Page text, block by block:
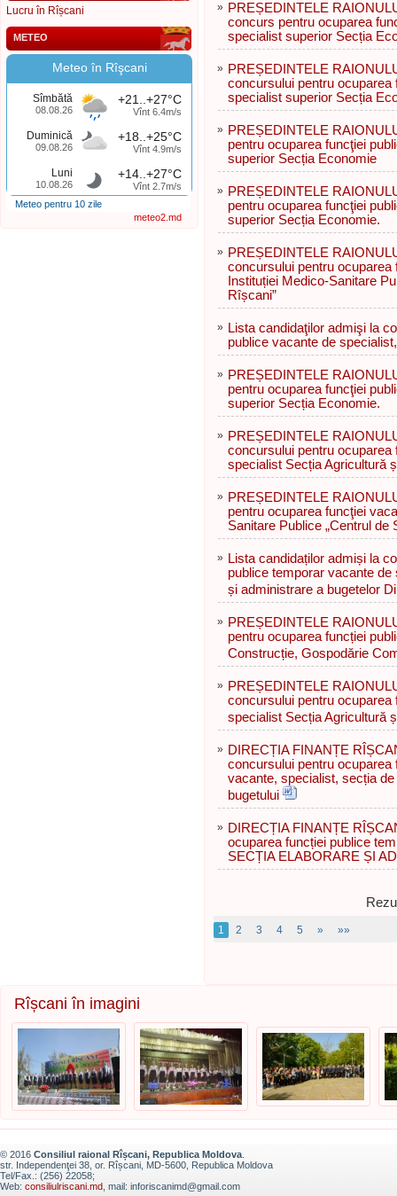
Lucru în Rîșcani
METEO
Meteo în Rîşcani
Sîmbătă
08.08.26
+21..+27°C
Vînt 6.4m/s
Duminică
09.08.26
+18..+25°C
Vînt 4.9m/s
Luni
10.08.26
+14..+27°C
Vînt 2.7m/s
Meteo pentru 10 zile
meteo2.md
» PREȘEDINTELE
concurs pentru ocuparea
specialist superior Secția
» PREȘEDINTELE
concursului pentru
specialist superior Secția
» PREȘEDINTELE
pentru ocuparea funcţiei
superior Secția Economie
» PREȘEDINTELE
pentru ocuparea funcţiei
superior Secția Economie.
» PREȘEDINTELE
concursului pentru
Instituției Medico-Sanitare
Rîșcani”
» Lista candidaţilor admişi la
publice vacante de
» PREȘEDINTELE
pentru ocuparea funcţiei
superior Secția Economie.
» PREȘEDINTELE
concursului pentru
specialist Secția Agricultură
» PREȘEDINTELE
pentru ocuparea funcţiei
Sanitare Publice „Centrul de
» Lista candidaților admiși la
publice temporar vacante
și administrare a bugetelor
» PREȘEDINTELE
pentru ocuparea funcției
Construcție, Gospodărie
» PREȘEDINTELE
concursului pentru
specialist Secția Agricultură
» DIRECȚIA FINANȚE
concursului pentru ocuparea
vacante, specialist, secția
bugetului
» DIRECȚIA FINANȚE
ocuparea funcției publice
SECȚIA ELABORARE ȘI
1 2 3 4 5 » »»
Rîșcani în imagini
© 2016 Consiliul raional Rîșcani, Republica Moldova
str. Independenţei 38, or. Rîșcani, MD-5600, Republica Moldova
Tel/Fax.: (256) 22058;
Web: consiliulriscani.md , mail: inforiscanimd@gmail.com